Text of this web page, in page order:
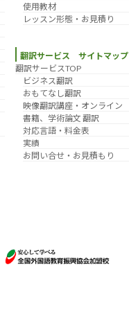
使用教材
レッスン形態・お見積り
翻訳サービス サイトマップ
翻訳サービスTOP
ビジネス翻訳
おもてなし翻訳
映像翻訳講座・オンライン
書籍、学術論文 翻訳
対応言語・料金表
実績
お問い合せ・お見積もり